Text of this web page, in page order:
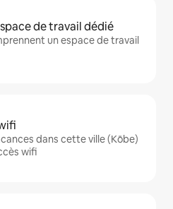
de travail dédié
un espace de travail
dans cette ville (Kōbe)
wifi